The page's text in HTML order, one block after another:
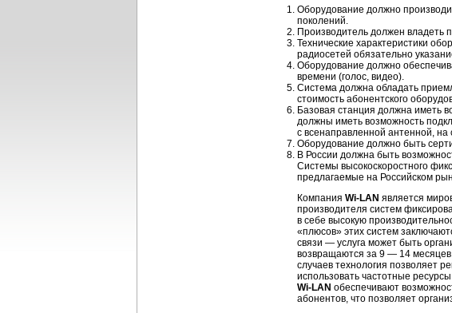
Оборудование должно
поколений.
Производитель должен владеть
Технические характеристики
радиосетей обязательно
Оборудование должно
времени (голос, видео).
Система должна обладать
стоимость абонентского
Базовая станция должна иметь
должны иметь возможность
с всенаправленной антенной,
Оборудование должно быть
В России должна быть
Системы высокоскоростного
предлагаемые на Российском
Компания Wi-LAN является
производителя систем
в себе высокую
«плюсов» этих систем
связи — услуга может быть
возвращаются за 9 — 14
случаев технология позволяет
использовать частотные
Wi-LAN обеспечивают
абонентов, что позволяет